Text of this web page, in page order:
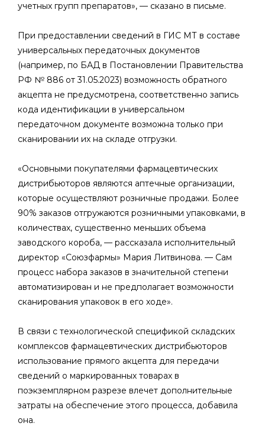
учетных групп препаратов», — сказано в письме.
При предоставлении сведений в ГИС МТ в составе
универсальных передаточных документов
(например, по БАД в Постановлении Правительства
РФ № 886 от 31.05.2023) возможность обратного
акцепта не предусмотрена, соответственно запись
кода идентификации в универсальном
передаточном документе возможна только при
сканировании их на складе отгрузки.
«Основными покупателями фармацевтических
дистрибьюторов являются аптечные организации,
которые осуществляют розничные продажи. Более
90% заказов отгружаются розничными упаковками, в
количествах, существенно меньших объема
заводского короба, — рассказала исполнительный
директор «Союзфармы» Мария Литвинова. — Сам
процесс набора заказов в значительной степени
автоматизирован и не предполагает возможности
сканирования упаковок в его ходе».
В связи с технологической спецификой складских
комплексов фармацевтических дистрибьюторов
использование прямого акцепта для передачи
сведений о маркированных товарах в
поэкземплярном разрезе влечет дополнительные
затраты на обеспечение этого процесса, добавила
она.